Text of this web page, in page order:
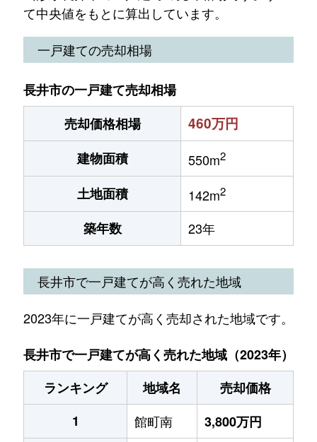
て中央値をもとに算出しています。
一戸建ての売却相場
長井市の一戸建て売却相場
売却価格相場
460万円
建物面積 550m2
土地面積 142m2
築年数 23年
長井市で一戸建てが高く売れた地域
2023年に一戸建てが高く売却された地域です。
長井市で一戸建てが高く売れた地域（2023年）
ランキング
地域名
売却価格
1
館町南
3,800万円